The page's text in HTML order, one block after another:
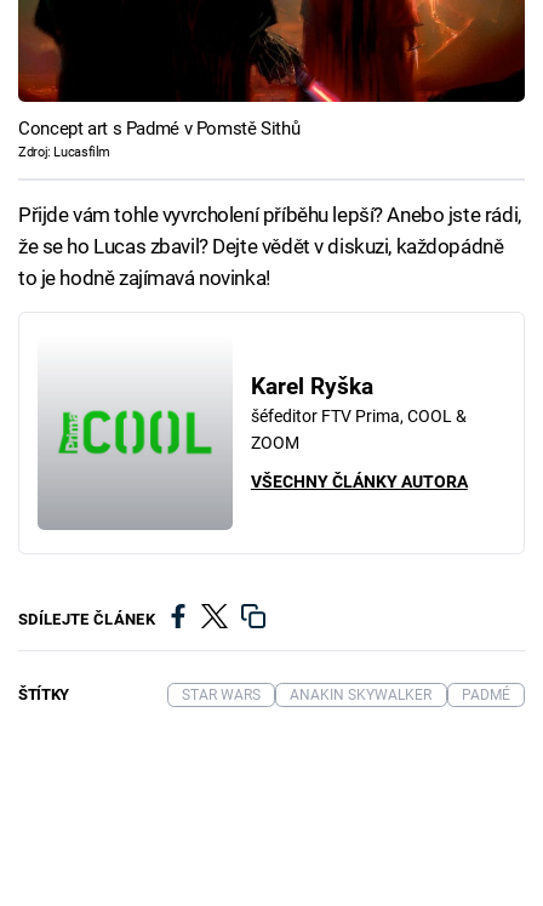
Concept art s Padmé v Pomstě Sithů
Zdroj: Lucasfilm
Přijde vám tohle vyvrcholení příběhu lepší? Anebo jste rádi,
že se ho Lucas zbavil? Dejte vědět v diskuzi, každopádně
to je hodně zajímavá novinka!
Karel Ryška
šéfeditor FTV Prima, COOL &
ZOOM
VŠECHNY ČLÁNKY AUTORA
SDÍLEJTE ČLÁNEK
ŠTÍTKY STAR WARS ANAKIN SKYWALKER PADMÉ